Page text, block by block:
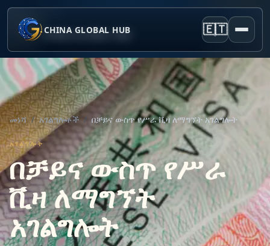
CHINA GLOBAL HUB 🇪🇹
መነሻ / አገልግሎቶች / በቻይና ውስጥ የሥራ ቪዛ ለማግኘት አገልግሎት
አገልግሎት
በቻይና ውስጥ የሥራ
ቪዛ ለማግኘት
አገልግሎት